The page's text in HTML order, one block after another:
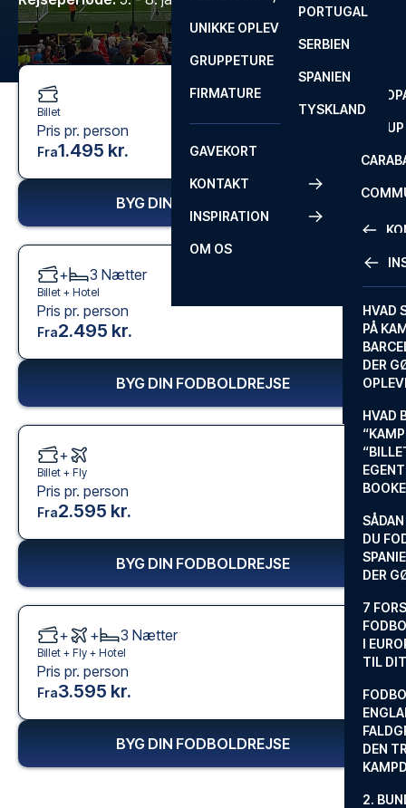
FA CUP
ROM
SEVILLA
PORTUGAL
SERBIEN
SPANIEN
TYSKLAND
UNIKKE OPLEVELSER
GRUPPETURE
FIRMATURE
GAVEKORT
KONTAKT
FAQ
INSPIRATION
HVAD
PÅ
DER
HVAD
DU
DER
7
I
TIL
DEN
2.
OM OS
Billet
Pris pr. person
Fra1.495 kr.
BYG DIN FODBOLDREJSE
+ 3 Nætter
Billet + Hotel
Pris pr. person
Fra2.495 kr.
BYG DIN FODBOLDREJSE
+
Billet + Fly
Pris pr. person
Fra2.595 kr.
BYG DIN FODBOLDREJSE
+ + 3 Nætter
Billet + Fly + Hotel
Pris pr. person
Fra3.595 kr.
BYG DIN FODBOLDREJSE